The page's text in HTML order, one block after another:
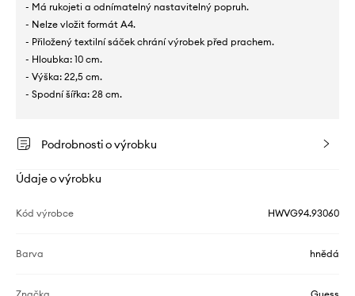
- Má rukojeti a odnímatelný nastavitelný popruh.
- Nelze vložit formát A4.
- Přiložený textilní sáček chrání výrobek před prachem.
- Hloubka: 10 cm.
- Výška: 22,5 cm.
- Spodní šířka: 28 cm.
Podrobnosti o výrobku
Údaje o výrobku
Kód výrobce HWVG94.93060
Barva hnědá